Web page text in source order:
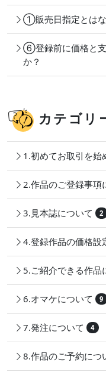
①販売日指定とはな
⑥登録前に価格と支
か？
カテゴリ
1.初めてお取引を始
2.作品のご登録事項
3.見本誌について 2
4.登録作品の価格設
5.ご紹介できる作品
6.オマケについて 9
7.発注について 4
8.作品のご予約につ